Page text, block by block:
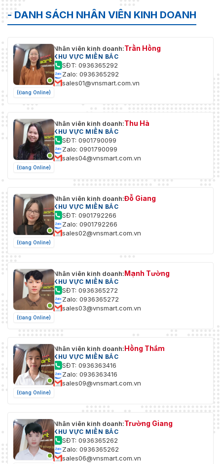
- DANH SÁCH NHÂN VIÊN KINH DOANH
(Đang Online)
Nhân viên kinh doanh:Trần Hồng
KHU VỰC MIỀN BẮC
SĐT: 0936365292
Zalo: 0936365292
sales01@vnsmart.com.vn
(Đang Online)
Nhân viên kinh doanh:Thu Hà
KHU VỰC MIỀN BẮC
SĐT: 0901790099
Zalo: 0901790099
sales04@vnsmart.com.vn
(Đang Online)
Nhân viên kinh doanh:Đỗ Giang
KHU VỰC MIỀN BẮC
SĐT: 0901792266
Zalo: 0901792266
sales02@vnsmart.com.vn
(Đang Online)
Nhân viên kinh doanh:Mạnh Tường
KHU VỰC MIỀN BẮC
SĐT: 0936365272
Zalo: 0936365272
sales03@vnsmart.com.vn
(Đang Online)
Nhân viên kinh doanh:Hồng Thắm
KHU VỰC MIỀN BẮC
SĐT: 0936363416
Zalo: 0936363416
sales09@vnsmart.com.vn
Nhân viên kinh doanh:Trường Giang
KHU VỰC MIỀN BẮC
SĐT: 0936365262
Zalo: 0936365262
sales06@vnsmart.com.vn